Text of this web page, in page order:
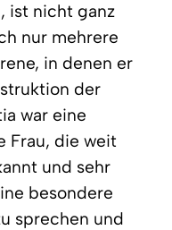
ist nicht ganz
nur mehrere
in denen er
der
war eine
Frau, die weit
und sehr
besondere
sprechen und